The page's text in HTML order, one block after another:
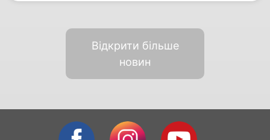
Відкрити більше
новин
Facebook Instagram Youtube